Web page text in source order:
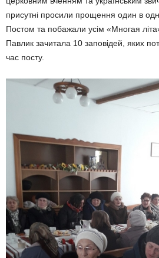
присутні просили прощення один в
Постом та побажали усім «Многая
Павлик зачитала 10 заповідей, яких
час посту.